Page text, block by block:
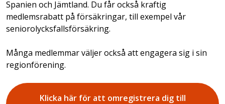
Spanien och Jämtland. Du får också kraftig
medlemsrabatt på försäkringar, till exempel vår
seniorolycksfallsförsäkring.
Många medlemmar väljer också att engagera sig i sin
regionförening.
Klicka här för att omregistrera dig till